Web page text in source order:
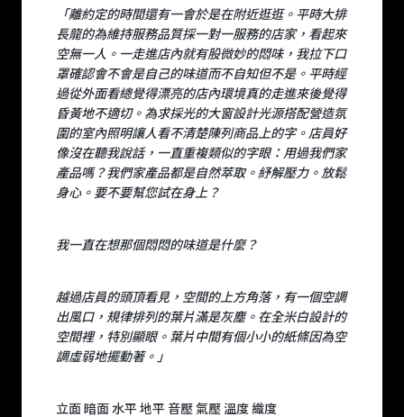
「離約定的時間還有一會於是在附近逛逛。平時大排
長龍的為維持服務品質採一對一服務的店家，看起來
空無一人。一走進店內就有股微妙的悶味，我拉下口
罩確認會不會是自己的味道而不自知但不是。平時經
過從外面看總覺得漂亮的店內環境真的走進來後覺得
昏黃地不適切。為求採光的大窗設計光源搭配營造氛
圍的室內照明讓人看不清楚陳列商品上的字。店員好
像沒在聽我說話，一直重複類似的字眼：用過我們家
產品嗎？我們家產品都是自然萃取。紓解壓力。放鬆
身心。要不要幫您試在身上？
我一直在想那個悶悶的味道是什麼？
越過店員的頭頂看見，空間的上方角落，有一個空調
出風口，規律排列的葉片滿是灰塵。在全米白設計的
空間裡，特別顯眼。葉片中間有個小小的紙條因為空
調虛弱地擺動著。」
立面 暗面 水平 地平 音壓 氣壓 溫度 織度